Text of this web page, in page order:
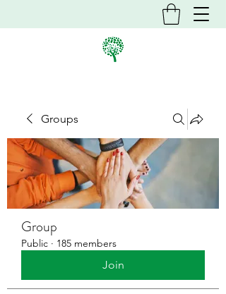
Groups
Group
Public · 185 members
Join